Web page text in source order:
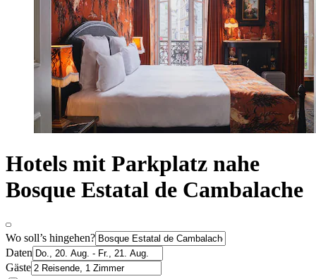
Hotels mit Parkplatz nahe
Bosque Estatal de Cambalache
Wo soll’s hingehen?
Daten
Gäste